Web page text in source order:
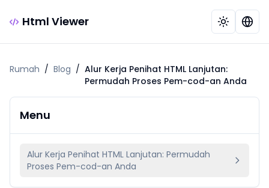
Html Viewer
Rumah / Blog / Alur Kerja Penihat HTML Lanjutan:
Permudah Proses Pem-cod-an Anda
Menu
Alur Kerja Penihat HTML Lanjutan: Permudah
Proses Pem-cod-an Anda